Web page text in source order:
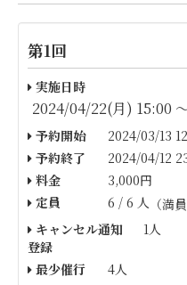
第1回
実施日時
2024/04/22(月) 15:00
予約開始
2024/03/13
予約終了
2024/04/12
料金
3,000円
定員
6 / 6 人 （満員
キャンセル通知
登録
1人
最少催行
4人